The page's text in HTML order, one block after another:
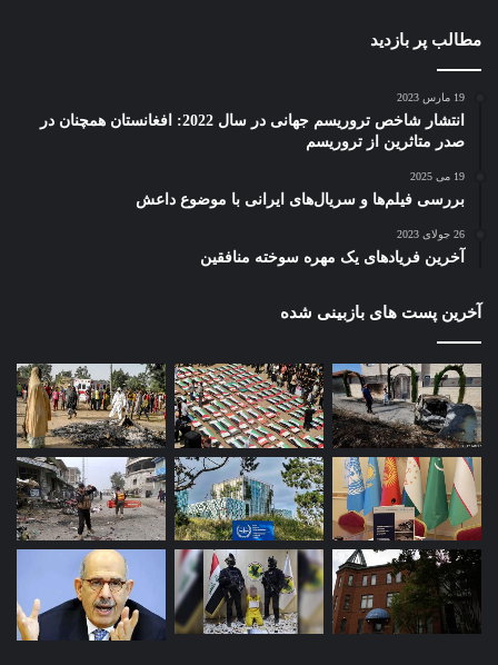
مطالب پر بازدید
19 مارس 2023
انتشار شاخص تروریسم جهانی در سال 2022: افغانستان همچنان در
صدر متاثرین از تروریسم
19 می 2025
بررسی فیلم‌ها و سریال‌های ایرانی با موضوع داعش
26 جولای 2023
آخرین فریادهای یک مهره سوخته منافقین
آخرین پست های بازبینی شده